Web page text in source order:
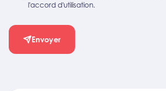
l'accord d'utilisation.
Envoyer